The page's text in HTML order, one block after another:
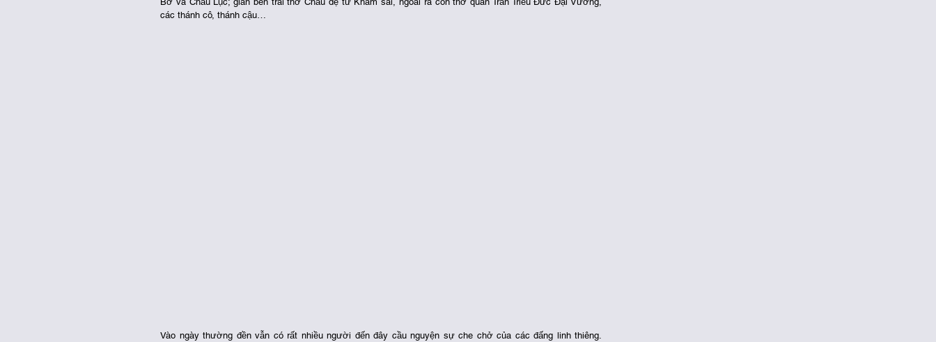
các thánh cô, thánh cậu…
Vào ngày thường đền vẫn có rất nhiều người đến đây cầu nguyện sự che chở của các đấng linh thiêng.